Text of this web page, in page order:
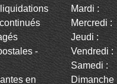
-
en
Mardi :
Mercredi :
Jeudi :
Vendredi :
Samedi :
Dimanche